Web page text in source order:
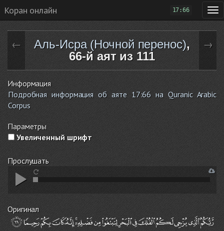
Коран онлайн 17:66
← Аль-Исра (Ночной перенос),
66-й аят из 111
→
Информация
Подробная информация об аяте 17:66 на Quranic Arabic
Corpus
Параметры
Увеличенный шрифт
Прослушать
Оригинал